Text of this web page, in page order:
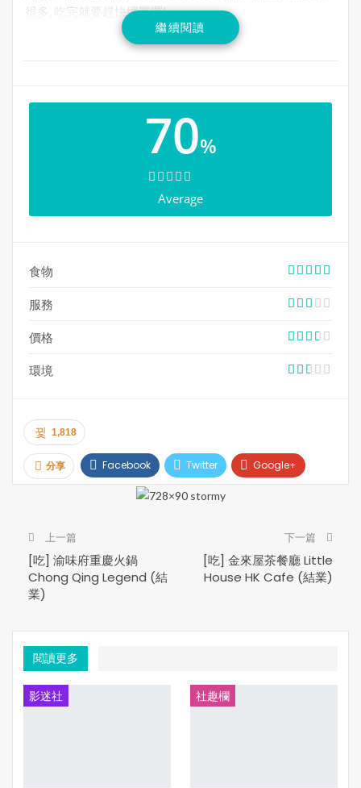
很多, 吃完就要趕快埋單囉!
https://www.facebook.com/Sweethousedessert/
繼續閱讀
70%
Average
食物
服務
價格
環境
1,818
分享 Facebook Twitter Google+
Pinterest Email
上一篇
[吃] 渝味府重慶火鍋
Chong Qing Legend (結
業)
下一篇
[吃] 金來屋茶餐廳 Little
House HK Cafe (結業)
閱讀更多
影迷社 社趣欄